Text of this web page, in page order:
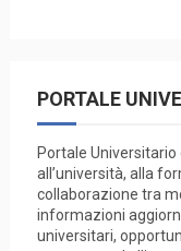
PORTALE
Portale
all’università, alla
collaborazione tra
informazioni
universitari,